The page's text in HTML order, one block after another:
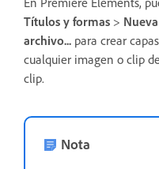
Títulos y formas >
archivo... para crear
cualquier imagen o clip
clip.
Nota